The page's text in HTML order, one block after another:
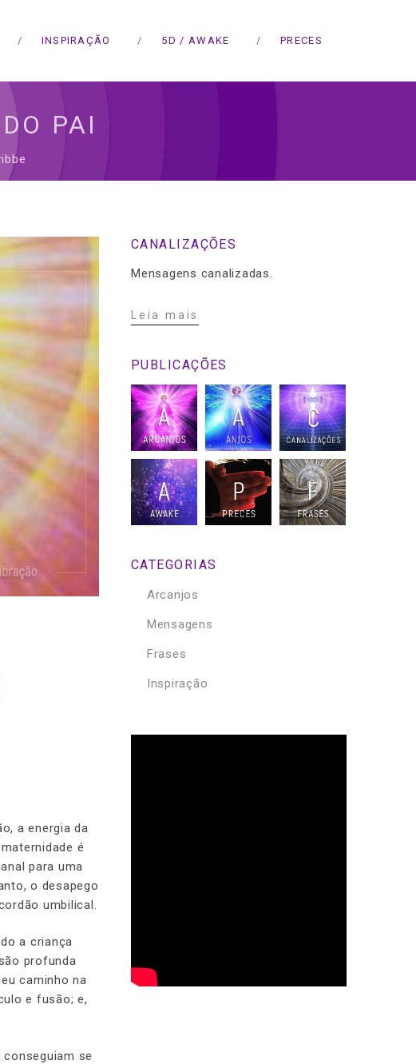
INSPIRAÇÃO 5D / AWAKE PRECES
PAI
a energia da
é
para uma
o desapego
umbilical.
a criança
profunda
caminho na
e fusão; e,
se
CANALIZAÇÕES
Mensagens canalizadas.
Leia mais
PUBLICAÇÕES
CATEGORIAS
Arcanjos
Mensagens
Frases
Inspiração